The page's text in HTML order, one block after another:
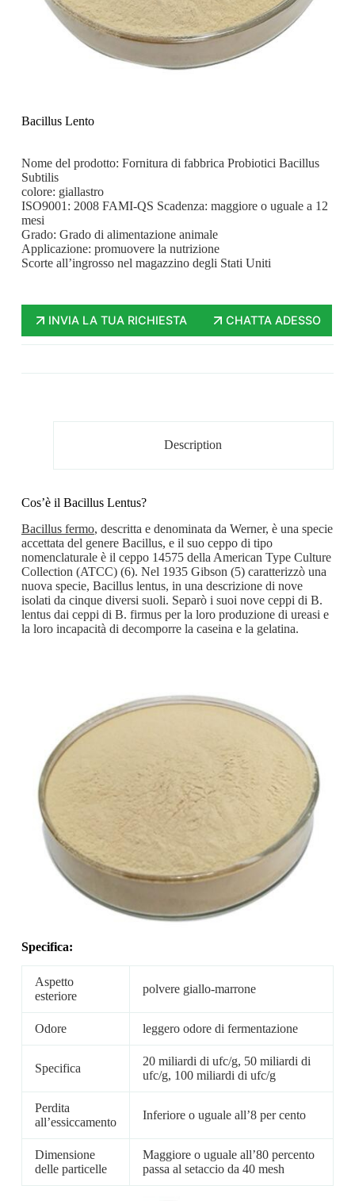
Bacillus Lento
Nome del prodotto: Fornitura di fabbrica Probiotici Bacillus
Subtilis
colore: giallastro
ISO9001: 2008 FAMI-QS Scadenza: maggiore o uguale a 12
mesi
Grado: Grado di alimentazione animale
Applicazione: promuovere la nutrizione
Scorte all’ingrosso nel magazzino degli Stati Uniti
INVIA LA TUA RICHIESTA CHATTA ADESSO
Description
Cos’è il Bacillus Lentus?
Bacillus fermo, descritta e denominata da Werner, è una specie
accettata del genere Bacillus, e il suo ceppo di tipo
nomenclaturale è il ceppo 14575 della American Type Culture
Collection (ATCC) (6). Nel 1935 Gibson (5) caratterizzò una
nuova specie, Bacillus lentus, in una descrizione di nove
isolati da cinque diversi suoli. Separò i suoi nove ceppi di B.
lentus dai ceppi di B. firmus per la loro produzione di ureasi e
la loro incapacità di decomporre la caseina e la gelatina.
Specifica:
Aspetto
esteriore
polvere giallo-marrone
Odore leggero odore di fermentazione
Specifica
20 miliardi di ufc/g, 50 miliardi di
ufc/g, 100 miliardi di ufc/g
Perdita
all’essiccamento
Inferiore o uguale all’8 per cento
Dimensione
delle particelle
Maggiore o uguale all’80 percento
passa al setaccio da 40 mesh